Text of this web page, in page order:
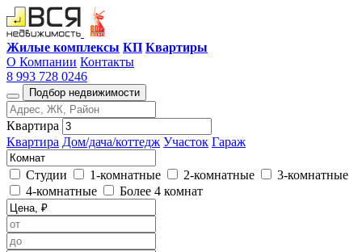
Жилые комплексы КП Квартиры
О Компании Контакты
8 993 728 0246
Подбор недвижимости
Квартира
Квартира Дом/дача/коттедж Участок Гараж
Студии 1-комнатные 2-комнатные
3-комнатные
4-комнатные
Более 4 комнат